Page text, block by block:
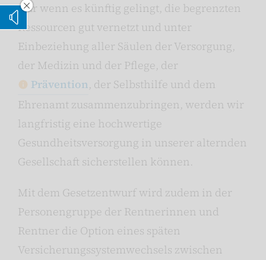
Nur wenn es künftig gelingt, die begrenzten
Ressourcen gut vernetzt und unter
Einbeziehung aller Säulen der Versorgung,
der Medizin und der Pflege, der
Prävention, der Selbsthilfe und dem
Ehrenamt zusammenzubringen, werden wir
langfristig eine hochwertige
Gesundheitsversorgung in unserer alternden
Gesellschaft sicherstellen können.
Mit dem Gesetzentwurf wird zudem in der
Personengruppe der Rentnerinnen und
Rentner die Option eines späten
Versicherungssystemwechsels zwischen
Vorleseoption verstecken
Vorlesen